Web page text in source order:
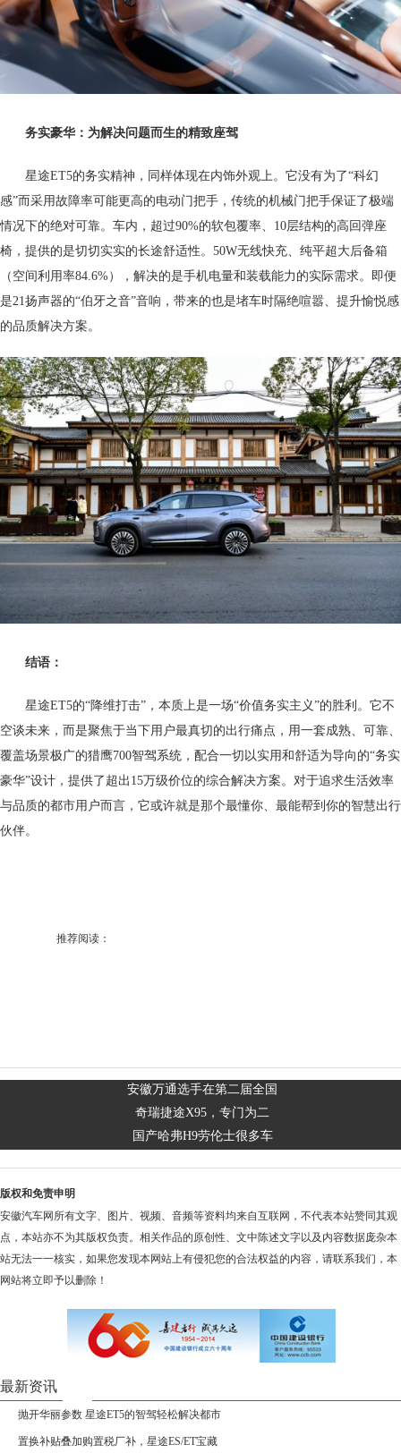
务实豪华：为解决问题而生的精致座驾
星途ET5的务实精神，同样体现在内饰外观上。它没有为了“科幻
感”而采用故障率可能更高的电动门把手，传统的机械门把手保证了极端
情况下的绝对可靠。车内，超过90%的软包覆率、10层结构的高回弹座
椅，提供的是切切实实的长途舒适性。50W无线快充、纯平超大后备箱
（空间利用率84.6%），解决的是手机电量和装载能力的实际需求。即便
是21扬声器的“伯牙之音”音响，带来的也是堵车时隔绝喧嚣、提升愉悦感
的品质解决方案。
结语：
星途ET5的“降维打击”，本质上是一场“价值务实主义”的胜利。它不
空谈未来，而是聚焦于当下用户最真切的出行痛点，用一套成熟、可靠、
覆盖场景极广的猎鹰700智驾系统，配合一切以实用和舒适为导向的“务实
豪华”设计，提供了超出15万级价位的综合解决方案。对于追求生活效率
与品质的都市用户而言，它或许就是那个最懂你、最能帮到你的智慧出行
伙伴。
推荐阅读：
安徽万通选手在第二届全国
奇瑞捷途X95，专门为二
国产哈弗H9劳伦士很多车
版权和免责申明
安徽汽车网所有文字、图片、视频、音频等资料均来自互联网，不代表本站赞同其观
点，本站亦不为其版权负责。相关作品的原创性、文中陈述文字以及内容数据庞杂本
站无法一一核实，如果您发现本网站上有侵犯您的合法权益的内容，请联系我们，本
网站将立即予以删除！
最新资讯
抛开华丽参数 星途ET5的智驾轻松解决都市
置换补贴叠加购置税厂补，星途ES/ET宝藏